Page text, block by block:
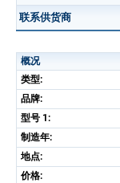
联系供货商
概况
类型:
品牌:
型号 1:
制造年:
地点:
价格: